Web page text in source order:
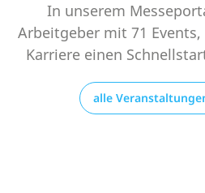
In unserem
Arbeitgeber mit 71
Karriere einen
alle